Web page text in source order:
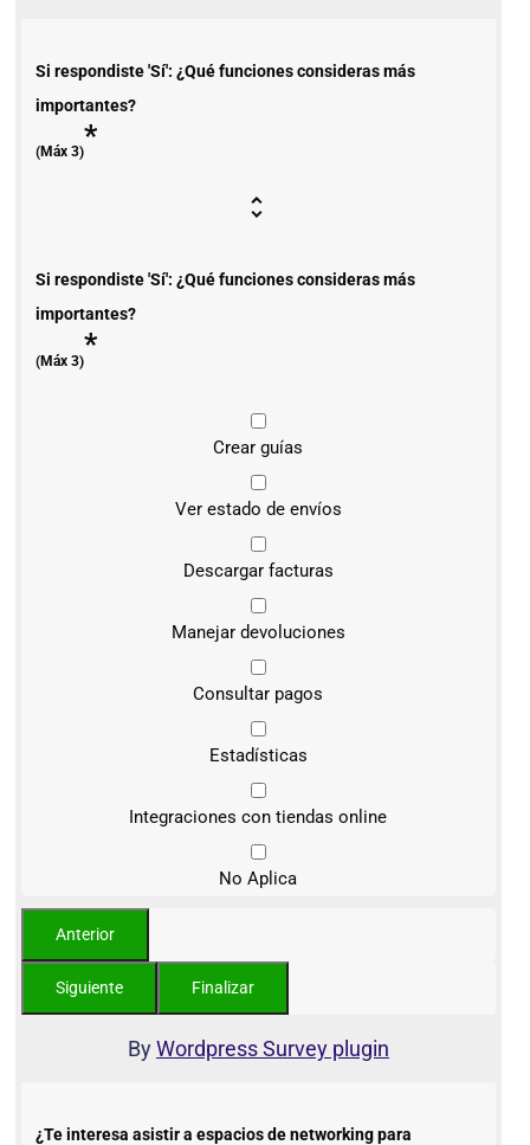
Si respondiste 'Sí': ¿Qué funciones consideras más
importantes?
(Máx 3)*
Si respondiste 'Sí': ¿Qué funciones consideras más
importantes?
(Máx 3)*
Crear guías
Ver estado de envíos
Descargar facturas
Manejar devoluciones
Consultar pagos
Estadísticas
Integraciones con tiendas online
No Aplica
ByWordpress Survey plugin
¿Te interesa asistir a espacios de networking para